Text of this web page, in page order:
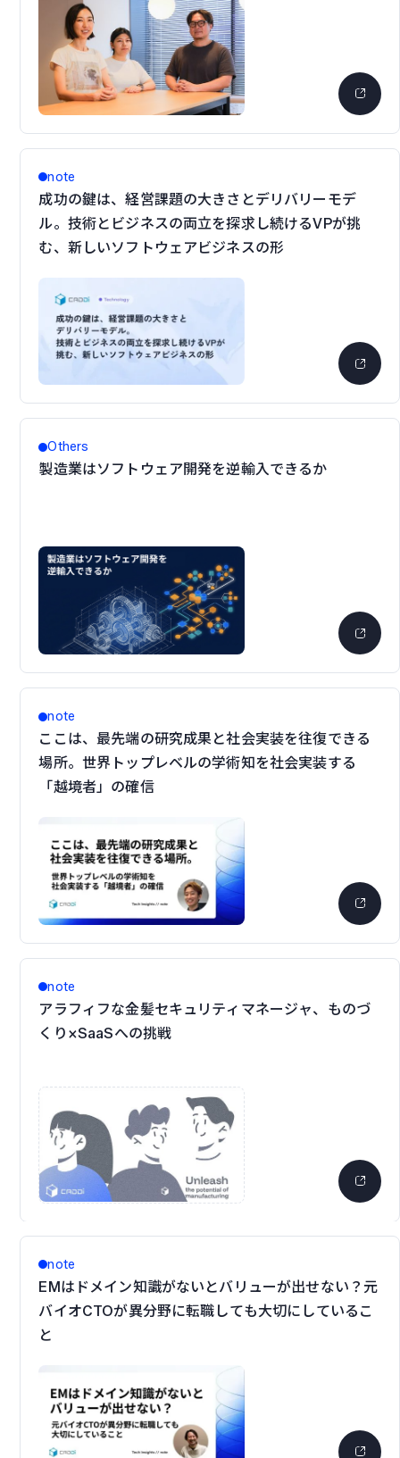
note
成功の鍵は、経営課題の大きさとデリバリーモデ
ル。技術とビジネスの両立を探求し続けるVPが挑
む、新しいソフトウェアビジネスの形
Others
製造業はソフトウェア開発を逆輸入できるか
note
ここは、最先端の研究成果と社会実装を往復できる
場所。世界トップレベルの学術知を社会実装する
「越境者」の確信
note
アラフィフな金髪セキュリティマネージャ、ものづ
くり×SaaSへの挑戦
note
EMはドメイン知識がないとバリューが出せない？元
バイオCTOが異分野に転職しても大切にしているこ
と